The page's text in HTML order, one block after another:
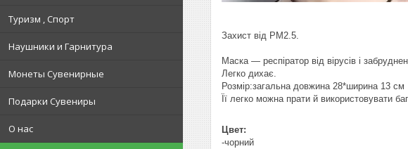
Туризм , Спорт
Наушники и Гарнитура
Монеты Сувенирные
Подарки Сувениры
О нас
Захист від РМ2.5.
Маска — респіратор від вірусів і
Легко дихає.
Розмір:загальна довжина 28*ширина 13 см
Її легко можна прати й використовувати
Цвет:
-чорний